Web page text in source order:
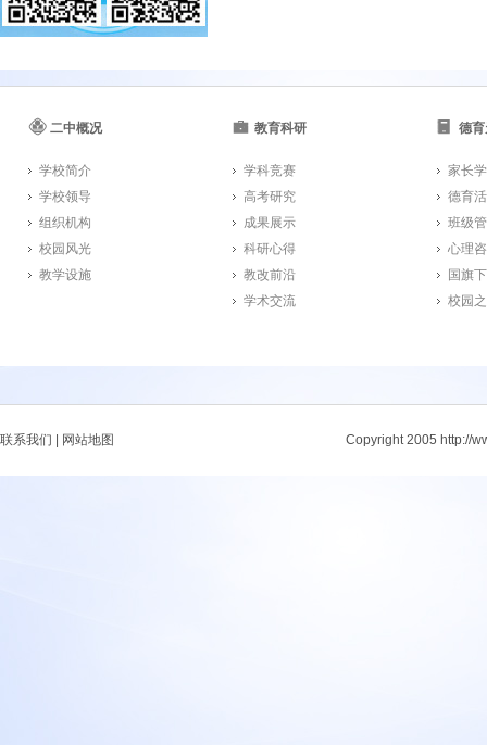
二中概况
学校简介
学校领导
组织机构
校园风光
教学设施
教育科研
学科竞赛
高考研究
成果展示
科研心得
教改前沿
学术交流
德
家长
德育
班级
心理
国旗
校园
联系我们 网站地图 Copyright 2005 http://